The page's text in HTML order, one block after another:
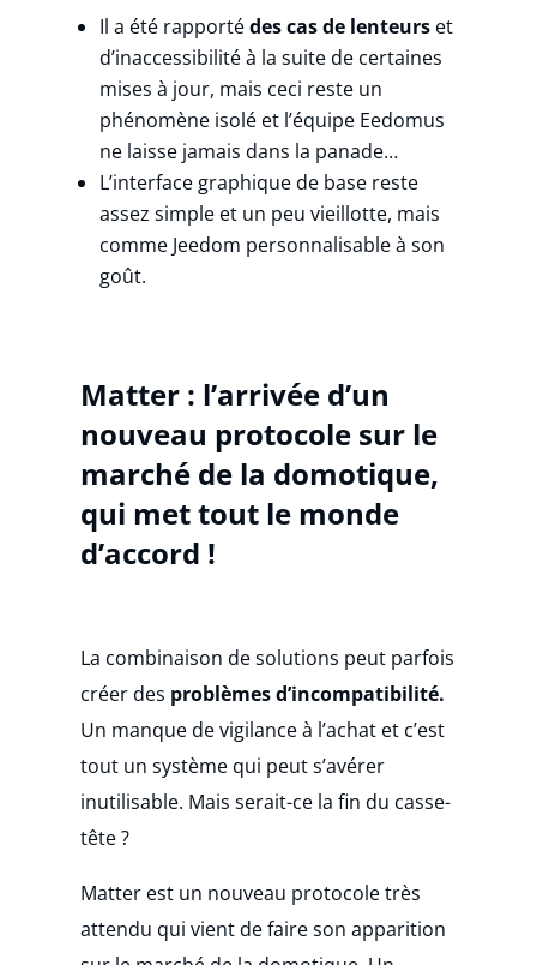
Il a été rapportédes cas de lenteurs et
d’inaccessibilité à la suite de certaines
mises à jour, mais ceci reste un
phénomène isolé et l’équipe Eedomus
ne laisse jamais dans la panade…
L’interface graphique de base reste
assez simple et un peu vieillotte, mais
comme Jeedom personnalisable à son
goût.
Matter : l’arrivée d’un
nouveau protocole sur le
marché de la domotique,
qui met tout le monde
d’accord !
La combinaison de solutions peut parfois
créer des problèmes d’incompatibilité.
Un manque de vigilance à l’achat et c’est
tout un système qui peut s’avérer
inutilisable. Mais serait-ce la fin du casse-
tête ?
Matter est un nouveau protocole très
attendu qui vient de faire son apparition